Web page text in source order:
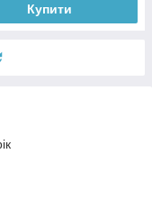
Купити